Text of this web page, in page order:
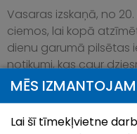
Vasaras izskaņā, no
ciemos, lai kopā
dienu garumā pilsētas
notikumi, kas caur
MĒS
Lai šī tīmekļvietne